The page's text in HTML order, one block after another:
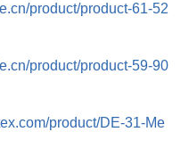
product/product-61-52
product/product-59-90
product/DE-31-Me